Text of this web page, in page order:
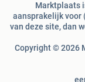
Marktplaats
aansprakelijk voor
van deze site, dan
Copyright © 2026